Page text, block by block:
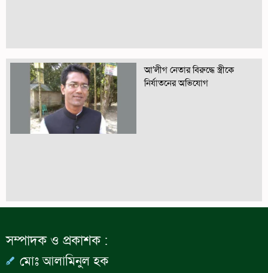
আ’লীগ নেতার বিরুদ্ধে স্ত্রীকে
নির্যাতনের অভিযোগ
সম্পাদক ও প্রকাশক :
মোঃ আলামিনুল হক